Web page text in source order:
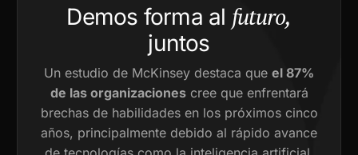
Demos forma al futuro,
juntos
Un estudio de McKinsey destaca que el 87%
de las organizacionescree que enfrentará
brechas de habilidades en los próximos cinco
años, principalmente debido al rápido avance